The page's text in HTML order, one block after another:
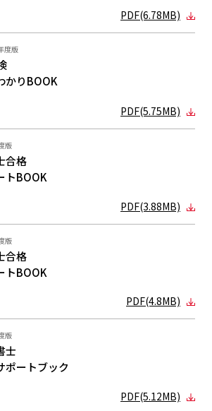
PDF(6.78MB)
度版
かりBOOK
PDF(5.75MB)
版
合格
トBOOK
PDF(3.88MB)
版
合格
トBOOK
PDF(4.8MB)
版
士
ポートブック
PDF(5.12MB)